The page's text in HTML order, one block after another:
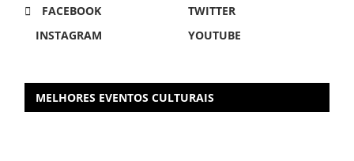
FACEBOOK
TWITTER
INSTAGRAM
YOUTUBE
MELHORES EVENTOS CULTURAIS